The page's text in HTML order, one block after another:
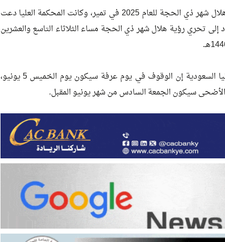
أعلنت السعودية ثبوت رؤية هلال شهر ذي الحجة للعام 2025 في تمير، وكانت المحكمة العليا دعت
إلى تحري رؤية هلال شهر ذي الحجة مساء الثلاثاء التاسع والعشرين
من جهتها، قالت المحكمة العليا السعودية إن الوقوف في يوم عرفة سيكون يوم الخميس 5 يونيو،
سيكون الجمعة الـسادس من شهر يونيو المقبل.